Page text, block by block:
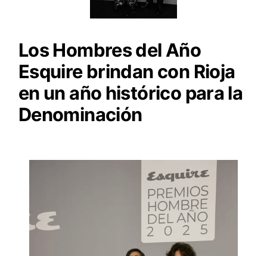
Los Hombres del Año
Esquire brindan con Rioja
en un año histórico para la
Denominación